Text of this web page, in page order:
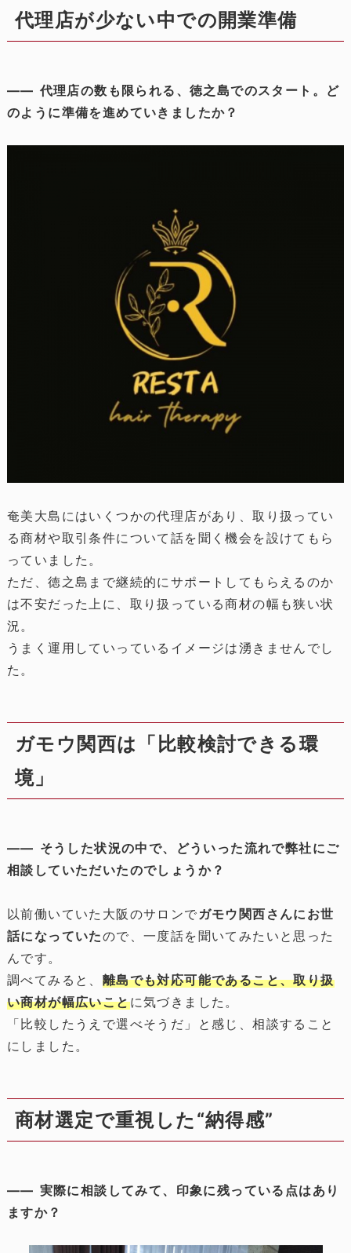
代理店が少ない中での開業準備
―― 代理店の数も限られる、徳之島でのスタート。ど
のように準備を進めていきましたか？
奄美大島にはいくつかの代理店があり、取り扱ってい
る商材や取引条件について話を聞く機会を設けてもら
っていました。
ただ、徳之島まで継続的にサポートしてもらえるのか
は不安だった上に、取り扱っている商材の幅も狭い状
況。
うまく運用していっているイメージは湧きませんでし
た。
ガモウ関西は「比較検討できる環
境」
―― そうした状況の中で、どういった流れで弊社にご
相談していただいたのでしょうか？
以前働いていた大阪のサロンでガモウ関西さんにお世
話になっていたので、一度話を聞いてみたいと思った
んです。
調べてみると、 離島でも対応可能であること、取り扱
い商材が幅広いことに気づきました。
「比較したうえで選べそうだ」と感じ、相談すること
にしました。
商材選定で重視した“納得感”
―― 実際に相談してみて、印象に残っている点はあり
ますか？